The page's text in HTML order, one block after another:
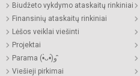
Biudžeto vykdymo ataskaitų rinkiniai
Finansinių ataskaitų rinkiniai
Lėšos veiklai viešinti
Projektai
Parama (•̀ᴗ•́)و ̑̑
Viešieji pirkimai